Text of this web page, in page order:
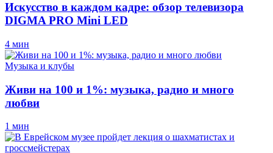
Искусство в каждом кадре: обзор телевизора
DIGMA PRO Mini LED
4 мин
Музыка и клубы
Живи на 100 и 1%: музыка, радио и много
любви
1 мин